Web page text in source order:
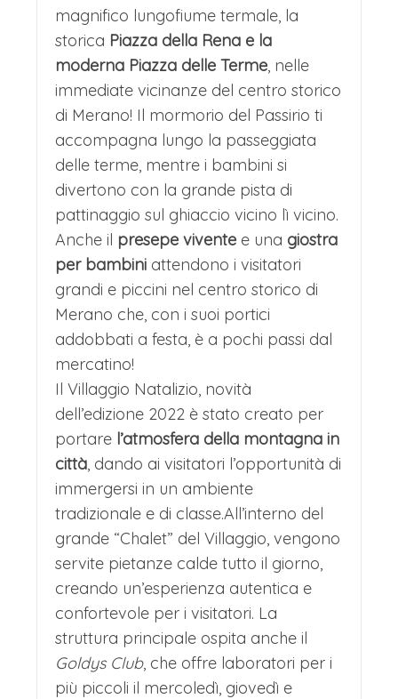
Arrivo a destinazione in tarda serata.
Trauttmansdorff o lungo la
Passeggiata d'Inverno. Qui, l'artigianato
locale di alta qualità è protagonista: si
trovano pregiate decorazioni in vetro
soffiato, candele intagliate, lavorazioni
in legno e tessuti in lana pregiati.
L'aria è impregnata di profumi invitanti:
dal classico vin brûle e dai biscotti
speziati come i Lebkuchen, fino alle
castagne arrosto. La proposta
enogastronomica spazia dai salumi
affumicati ai formaggi di malga,
offrendo uno spaccato delle
prelibatezze altoatesine. L'atmosfera è
intima e familiare, lontana dalla folla,
perfetta per una passeggiata serale
tra le luci che si specchiano nel fiume
Passirio. È un'esperienza di Natale
dove tradizione, benessere e bellezza
paesaggistica creano un connubio
indimenticabile.
TRASFERIMENTO IN HOTEL
magnifico lungofiume termale, la
storica Piazza della Rena e la
moderna Piazza delle Terme, nelle
immediate vicinanze del centro storico
di Merano! Il mormorio del Passirio ti
accompagna lungo la passeggiata
delle terme, mentre i bambini si
divertono con la grande pista di
pattinaggio sul ghiaccio vicino lì vicino.
Anche il presepe vivente e una giostra
per bambini attendono i visitatori
grandi e piccini nel centro storico di
Merano che, con i suoi portici
addobbati a festa, è a pochi passi dal
mercatino!
Il Villaggio Natalizio, novità
dell’edizione 2022 è stato creato per
portare l’atmosfera della montagna in
città, dando ai visitatori l’opportunità di
immergersi in un ambiente
tradizionale e di classe.All’interno del
grande “Chalet” del Villaggio, vengono
servite pietanze calde tutto il giorno,
creando un’esperienza autentica e
confortevole per i visitatori. La
struttura principale ospita anche il
Goldys Club, che offre laboratori per i
più piccoli il mercoledì, giovedì e